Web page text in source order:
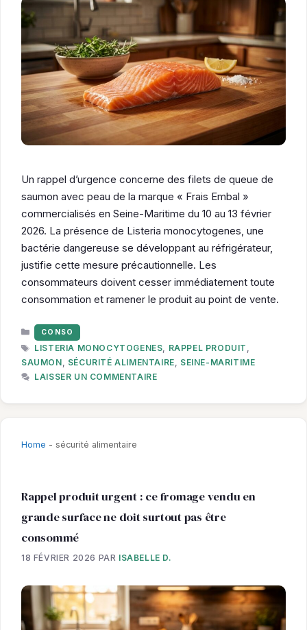
Un rappel d’urgence concerne des filets de queue de
saumon avec peau de la marque « Frais Embal »
commercialisés en Seine-Maritime du 10 au 13 février
2026. La présence de Listeria monocytogenes, une
bactérie dangereuse se développant au réfrigérateur,
justifie cette mesure précautionnelle. Les
consommateurs doivent cesser immédiatement toute
consommation et ramener le produit au point de vente.
CATÉGORIES
CONSO
ÉTIQUETTES
LISTERIA MONOCYTOGENES, RAPPEL PRODUIT ,
SAUMON, SÉCURITÉ ALIMENTAIRE, SEINE-MARITIME
LAISSER UN COMMENTAIRE
Home - sécurité alimentaire
Rappel produit urgent : ce fromage vendu en
grande surface ne doit surtout pas être
consommé
18 FÉVRIER 2026 PAR ISABELLE D.